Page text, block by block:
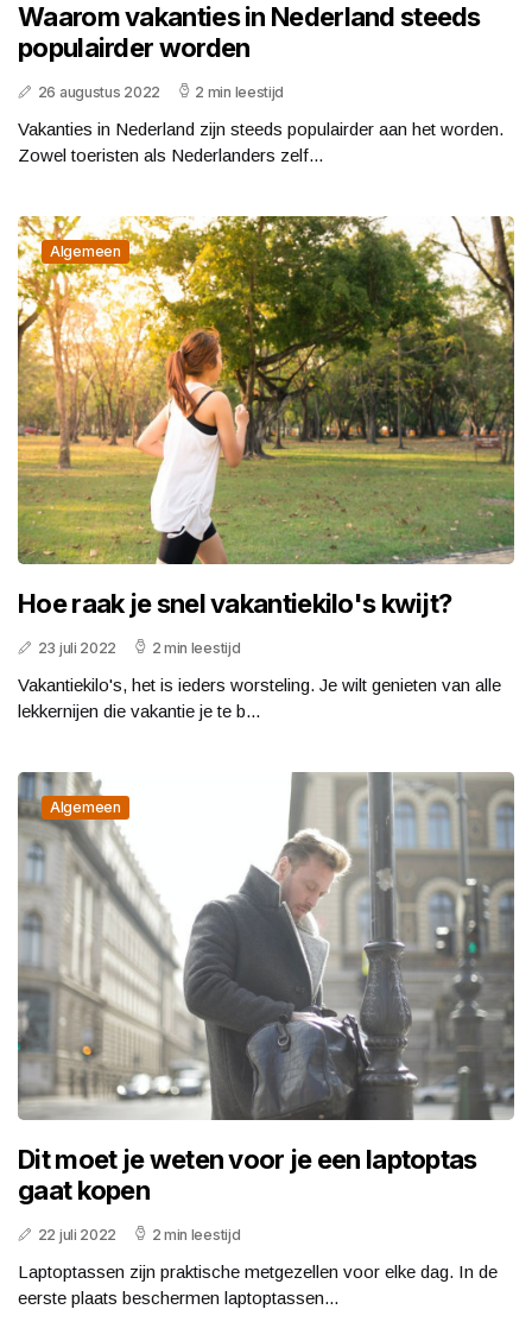
Waarom vakanties in Nederland steeds
populairder worden
26 augustus 2022 2 min leestijd
Vakanties in Nederland zijn steeds populairder aan het worden.
Zowel toeristen als Nederlanders zelf...
Algemeen
Hoe raak je snel vakantiekilo's kwijt?
23 juli 2022 2 min leestijd
Vakantiekilo's, het is ieders worsteling. Je wilt genieten van alle
lekkernijen die vakantie je te b...
Algemeen
Dit moet je weten voor je een laptoptas
gaat kopen
22 juli 2022 2 min leestijd
Laptoptassen zijn praktische metgezellen voor elke dag. In de
eerste plaats beschermen laptoptassen...